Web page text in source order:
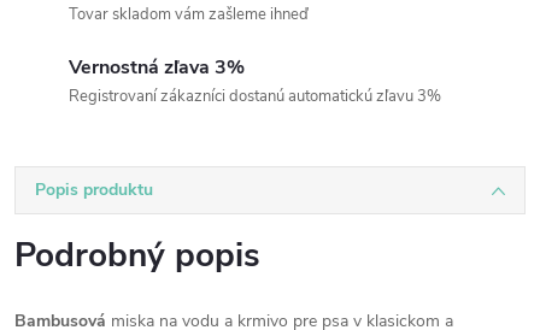
Tovar skladom vám zašleme ihneď
Vernostná zľava 3%
Registrovaní zákazníci dostanú automatickú zľavu 3%
Popis produktu
Podrobný popis
Bambusová miska na vodu a krmivo pre psa v klasickom a